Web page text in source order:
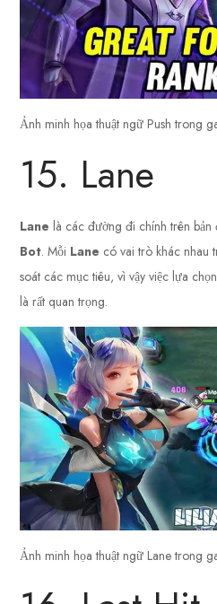
Ảnh minh họa thuật ngữ Push trong
15. Lane
Lane là các đường đi chính trên bản
Bot. Mỗi Lane có vai trò khác nhau
soát các mục tiêu, vì vậy việc lựa chọn
là rất quan trọng.
Ảnh minh họa thuật ngữ Lane trong